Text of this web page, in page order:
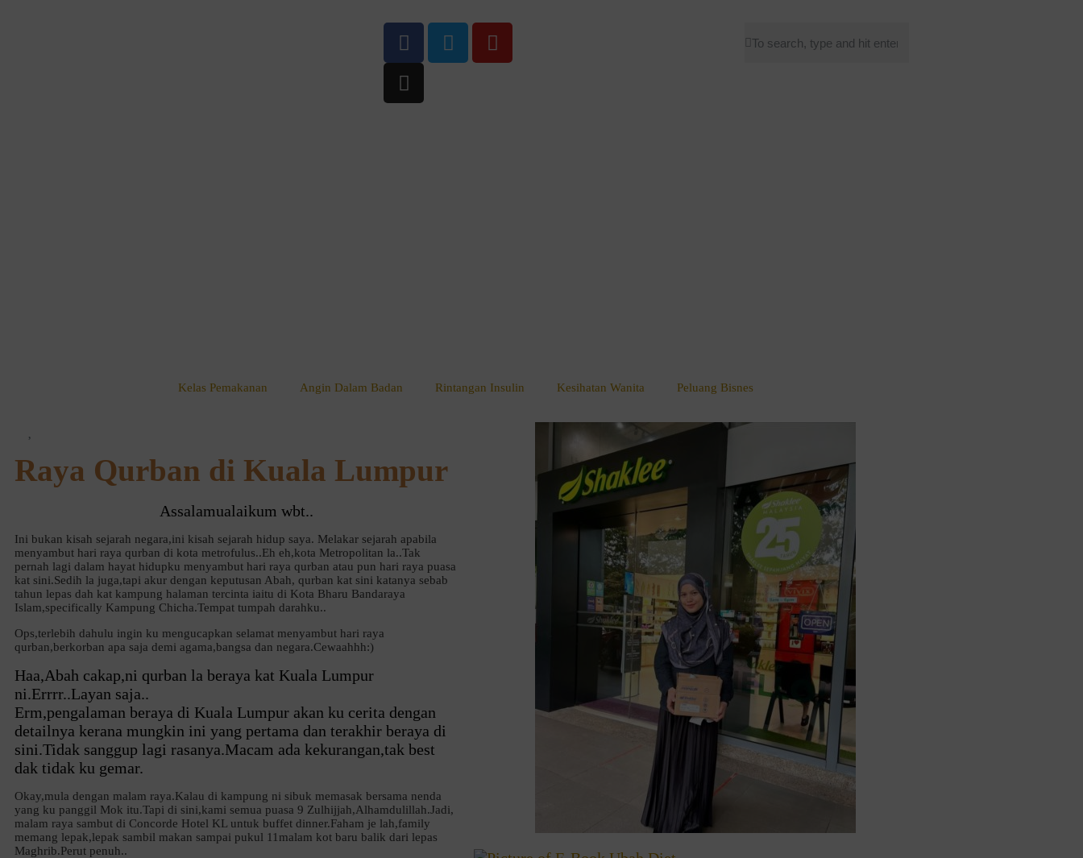
Kelas Pemakanan Angin Dalam Badan Rintangan Insulin Kesihatan Wanita Peluang Bisnes
Raya Qurban di Kuala Lumpur
Assalamualaikum wbt..
Ini bukan kisah sejarah negara,ini kisah sejarah hidup saya. Melakar sejarah apabila
menyambut hari raya qurban di kota metrofulus..Eh eh,kota Metropolitan la..Tak
pernah lagi dalam hayat hidupku menyambut hari raya qurban atau pun hari raya puasa
kat sini.Sedih la juga,tapi akur dengan keputusan Abah, qurban kat sini katanya sebab
tahun lepas dah kat kampung halaman tercinta iaitu di Kota Bharu Bandaraya
Islam,specifically Kampung Chicha.Tempat tumpah darahku..
Ops,terlebih dahulu ingin ku mengucapkan selamat menyambut hari raya
qurban,berkorban apa saja demi agama,bangsa dan negara.Cewaahhh:)
Haa,Abah cakap,ni qurban la beraya kat Kuala Lumpur
ni.Errrr..Layan saja..
Erm,pengalaman beraya di Kuala Lumpur akan ku cerita dengan
detailnya kerana mungkin ini yang pertama dan terakhir beraya di
sini.Tidak sanggup lagi rasanya.Macam ada kekurangan,tak best
dak tidak ku gemar.
Okay,mula dengan malam raya.Kalau di kampung ni sibuk memasak bersama nenda
yang ku panggil Mok itu.Tapi di sini,kami semua puasa 9 Zulhijjah,Alhamdulillah.Jadi,
malam raya sambut di Concorde Hotel KL untuk buffet dinner.Faham je lah,family
memang lepak,lepak sambil makan sampai pukul 11malam kot baru balik dari lepas
Maghrib.Perut penuh..